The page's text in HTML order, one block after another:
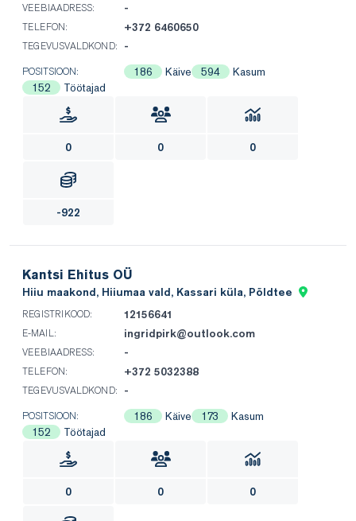
VEEBIAADRESS: -
TELEFON: +372 6460650
TEGEVUSVALDKOND: -
POSITSIOON: 186 Käive 594
Kasum
152
Töötajad
0 0 0
-922
Kantsi Ehitus OÜ
Hiiu maakond, Hiiumaa vald, Kassari küla, Põldtee
REGISTRIKOOD: 12156641
E-MAIL: ingridpirk@outlook.com
VEEBIAADRESS: -
TELEFON: +372 5032388
TEGEVUSVALDKOND: -
POSITSIOON: 186 Käive 173
Kasum
152
Töötajad
0 0 0